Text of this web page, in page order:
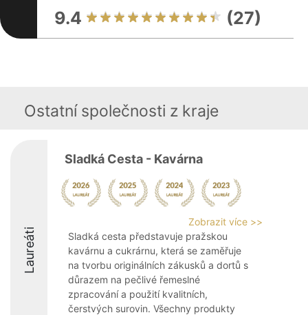
9.4 (27)
Ostatní společnosti z kraje
Laureáti
Sladká Cesta - Kavárna
Zobrazit více >>
Sladká cesta představuje pražskou
kavárnu a cukrárnu, která se zaměřuje
na tvorbu originálních zákusků a dortů s
důrazem na pečlivé řemeslné
zpracování a použití kvalitních,
čerstvých surovin. Všechny produkty